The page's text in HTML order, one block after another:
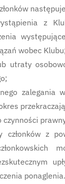
z
wobec
utraty
zalegania
członków z
ponaglenia.